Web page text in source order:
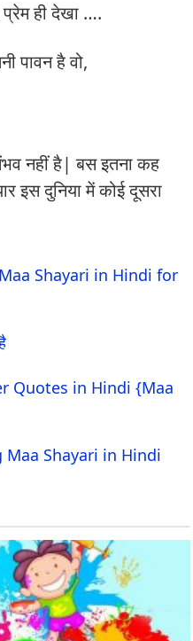
ही देखा ….
पावन है वो,
नहीं है| बस इतना कह
इस दुनिया में कोई दूसरा
Shayari in Hindi for
Quotes in Hindi {Maa
Maa Shayari in Hindi